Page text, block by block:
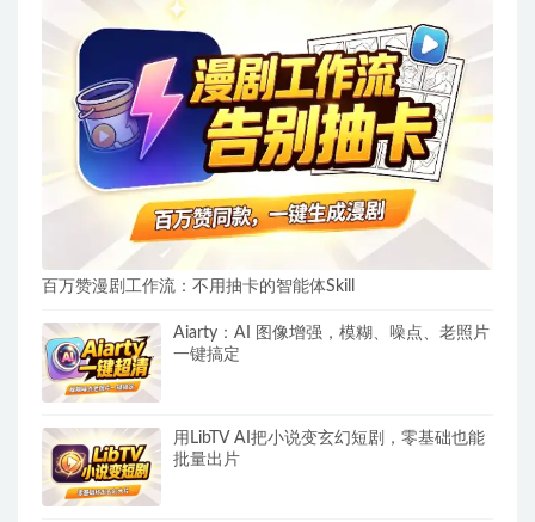
百万赞漫剧工作流：不用抽卡的智能体Skill
Aiarty：AI 图像增强，模糊、噪点、老照片
一键搞定
用LibTV AI把小说变玄幻短剧，零基础也能
批量出片